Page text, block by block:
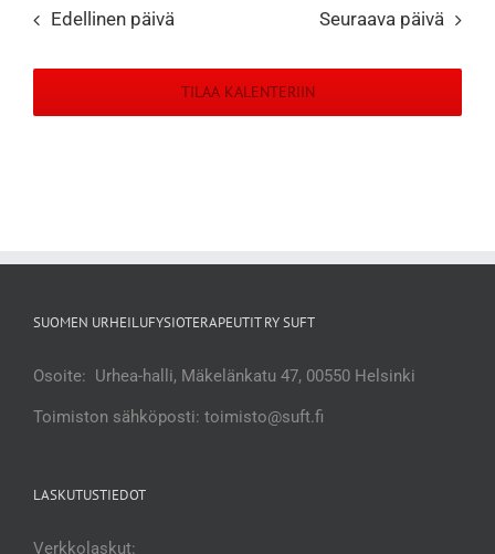
Edellinen päivä Seuraava päivä
TILAA KALENTERIIN
SUOMEN URHEILUFYSIOTERAPEUTIT RY SUFT
Osoite: Urhea-halli, Mäkelänkatu 47, 00550 Helsinki
Toimiston sähköposti: toimisto@suft.fi
LASKUTUSTIEDOT
Verkkolaskut: